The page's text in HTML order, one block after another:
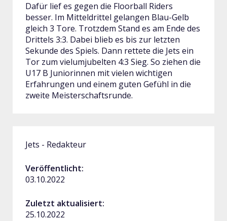
Dafür lief es gegen die Floorball Riders
besser. Im Mitteldrittel gelangen Blau-Gelb
gleich 3 Tore. Trotzdem Stand es am Ende des
Drittels 3:3. Dabei blieb es bis zur letzten
Sekunde des Spiels. Dann rettete die Jets ein
Tor zum vielumjubelten 4:3 Sieg. So ziehen die
U17 B Juniorinnen mit vielen wichtigen
Erfahrungen und einem guten Gefühl in die
zweite Meisterschaftsrunde.
Jets - Redakteur
Veröffentlicht:
03.10.2022
Zuletzt aktualisiert:
25.10.2022